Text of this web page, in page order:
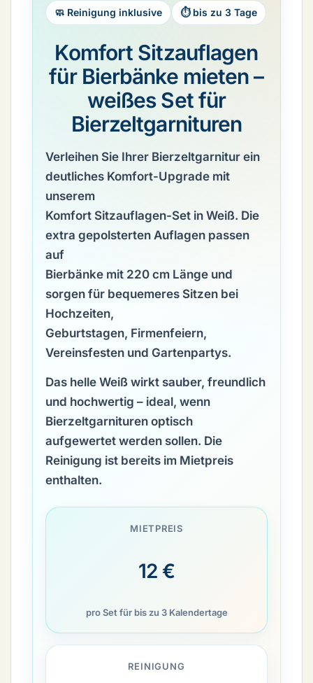
🧼 Reinigung inklusive ⏱ bis zu 3 Tage
Komfort Sitzauflagen
für Bierbänke mieten –
weißes Set für
Bierzeltgarnituren
Verleihen Sie Ihrer Bierzeltgarnitur ein
deutliches Komfort-Upgrade mit
unserem
Komfort Sitzauflagen-Set in Weiß. Die
extra gepolsterten Auflagen passen
auf
Bierbänke mit 220 cm Länge und
sorgen für bequemeres Sitzen bei
Hochzeiten,
Geburtstagen, Firmenfeiern,
Vereinsfesten und Gartenpartys.
Das helle Weiß wirkt sauber, freundlich
und hochwertig – ideal, wenn
Bierzeltgarnituren optisch
aufgewertet werden sollen. Die
Reinigung ist bereits im Mietpreis
enthalten.
MIETPREIS
12 €
pro Set für bis zu 3 Kalendertage
REINIGUNG